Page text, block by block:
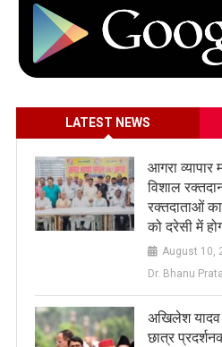
LATEST NEWS
आगरा
विशाल
रक्तदाताओं
को दरेसी में
August 10,
Dr. Bhanu
अखिलेश यादव
छात्र